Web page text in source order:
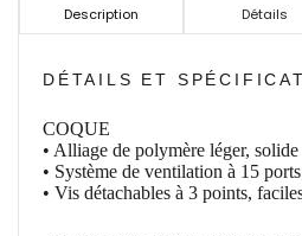
Description Détails
DÉTAILS ET
COQUE
• Alliage de polymère léger, solide
• Système de ventilation à 15
• Vis détachables à 3 points,